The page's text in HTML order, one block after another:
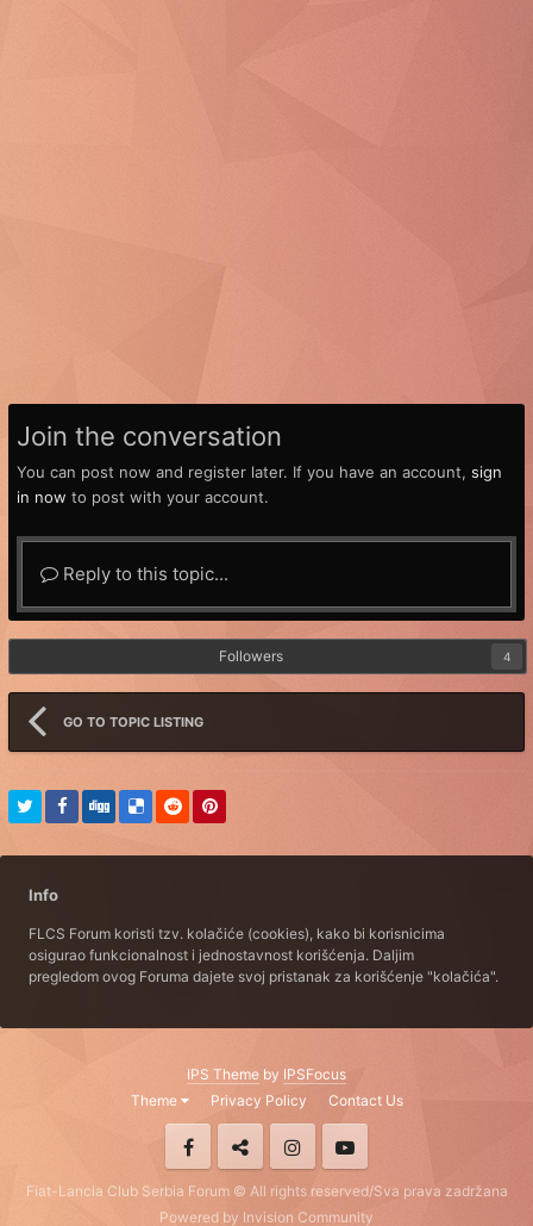
Join the conversation
You can post now and register later. If you have an account, sign
in now to post with your account.
Reply to this topic...
Followers 4
GO TO TOPIC LISTING
Info
FLCS Forum koristi tzv. kolačiće (cookies), kako bi korisnicima
osigurao funkcionalnost i jednostavnost korišćenja. Daljim
pregledom ovog Foruma dajete svoj pristanak za korišćenje "kolačića".
IPS Theme by IPSFocus
Theme
Privacy Policy Contact Us
Fiat-Lancia Club Serbia Forum © All rights reserved/Sva prava zadržana
Powered by Invision Community